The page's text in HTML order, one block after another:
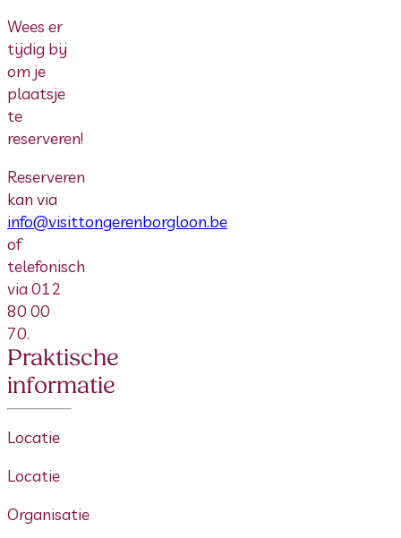
Wees er
tijdig bij
om je
plaatsje
te
reserveren!
Reserveren
kan via
info@visittongerenborgloon.be
of
telefonisch
via 012
80 00
70.
Praktische
informatie
Locatie
Locatie
Organisatie